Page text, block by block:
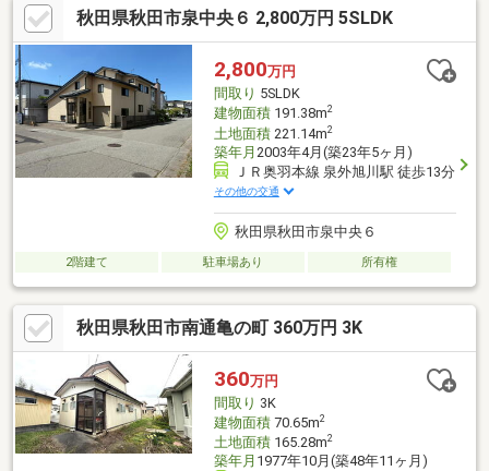
秋田県秋田市泉中央６ 2,800万円 5SLDK
2,800万円
間取り 5SLDK
建物面積191.38m2
土地面積221.14m2
築年月 2003年4月(築23年5ヶ月)
ＪＲ奥羽本線 泉外旭川駅 徒歩13分
その他の交通
秋田県秋田市泉中央６
2階建て 駐車場あり 所有権
秋田県秋田市南通亀の町 360万円 3K
360万円
間取り 3K
建物面積70.65m2
土地面積165.28m2
築年月 1977年10月(築48年11ヶ月)